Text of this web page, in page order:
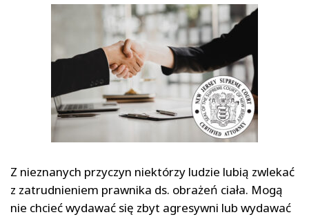
Z nieznanych przyczyn niektórzy ludzie lubią zwlekać
z zatrudnieniem prawnika ds. obrażeń ciała. Mogą
nie chcieć wydawać się zbyt agresywni lub wydawać